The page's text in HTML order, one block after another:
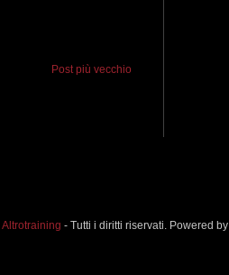
Post più vecchio
Altrotraining - Tutti i diritti riservati. Powered by